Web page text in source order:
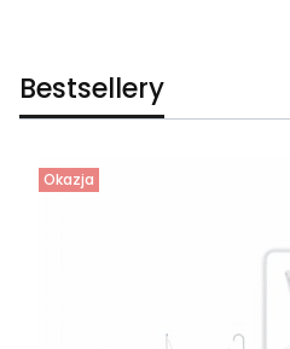
Bestsellery
Okazja